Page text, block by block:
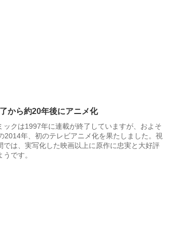
から約20年後にアニメ化
ックは1997年に連載が終了していますが、およそ
2014年、初のテレビアニメ化を果たしました。視
では、実写化した映画以上に原作に忠実と大好評
うです。